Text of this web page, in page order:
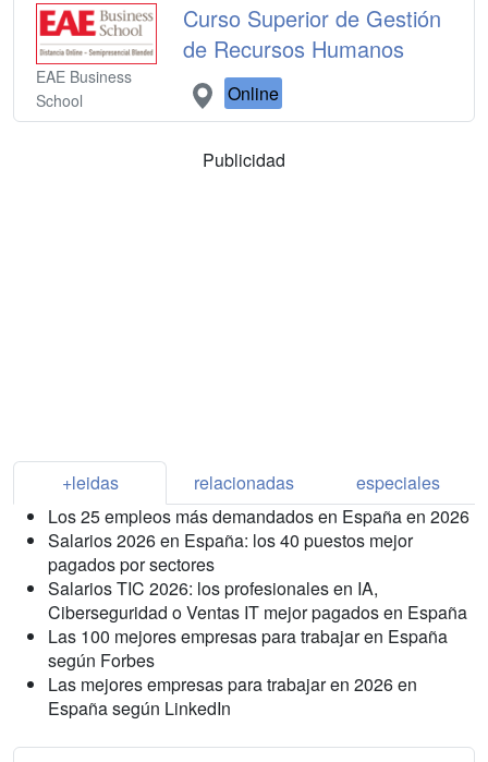
EAE Business
School
Curso Superior de Gestión
de Recursos Humanos
Online
Publicidad
+leidas relacionadas
especiales
Los 25 empleos más demandados en España en 2026
Salarios 2026 en España: los 40 puestos mejor
pagados por sectores
Salarios TIC 2026: los profesionales en IA,
Ciberseguridad o Ventas IT mejor pagados en España
Las 100 mejores empresas para trabajar en España
según Forbes
Las mejores empresas para trabajar en 2026 en
España según LinkedIn